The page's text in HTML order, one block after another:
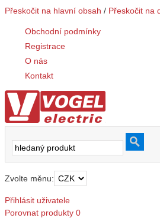
Přeskočit na hlavní obsah / Přeskočit na
Obchodní podmínky
Registrace
O nás
Kontakt
Zvolte měnu:
Přihlásit uživatele
Porovnat produkty 0